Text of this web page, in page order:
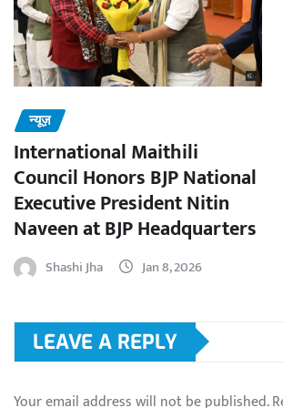
न्यूज़
International Maithili
Council Honors BJP National
Executive President Nitin
Naveen at BJP Headquarters
Shashi Jha Jan 8, 2026
LEAVE A REPLY
Your email address will not be published.